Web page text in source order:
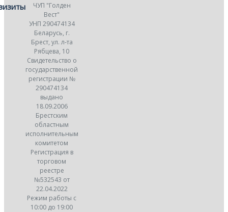
ЧУП "Голден
Вест"
УНП 290474134
Беларусь, г.
Брест, ул. л-та
Рябцева, 10
Свидетельство о
государственной
регистрации №
290474134
выдано
18.09.2006
Брестским
областным
исполнительным
комитетом
Регистрация в
торговом
реестре
№532543 от
22.04.2022
Режим работы с
10:00 до 19:00